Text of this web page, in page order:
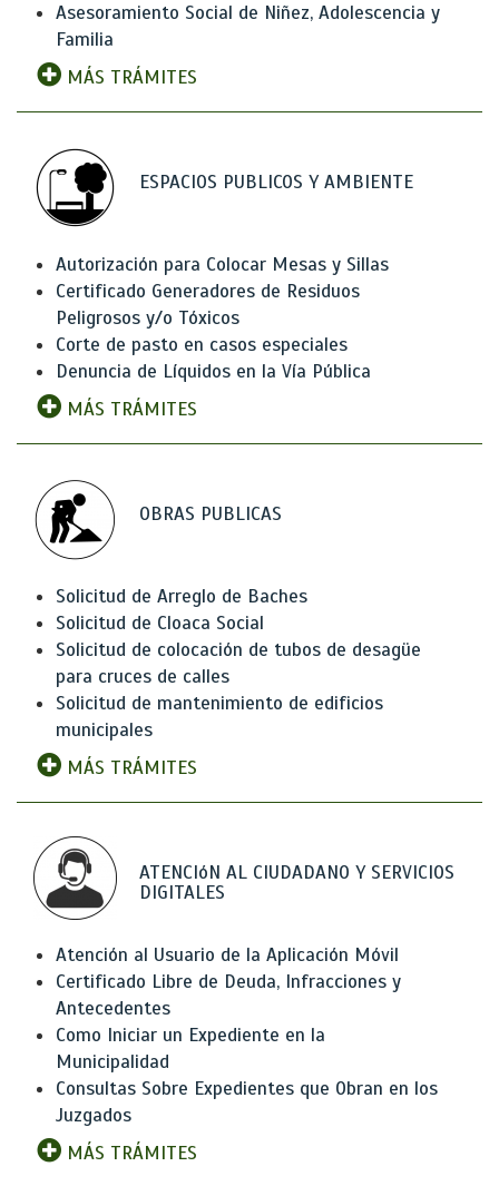
Asesoramiento Social de Niñez, Adolescencia y
Familia
MÁS TRÁMITES
ESPACIOS PUBLICOS Y AMBIENTE
Autorización para Colocar Mesas y Sillas
Certificado Generadores de Residuos
Peligrosos y/o Tóxicos
Corte de pasto en casos especiales
Denuncia de Líquidos en la Vía Pública
MÁS TRÁMITES
OBRAS PUBLICAS
Solicitud de Arreglo de Baches
Solicitud de Cloaca Social
Solicitud de colocación de tubos de desagüe
para cruces de calles
Solicitud de mantenimiento de edificios
municipales
MÁS TRÁMITES
ATENCIóN AL CIUDADANO Y SERVICIOS
DIGITALES
Atención al Usuario de la Aplicación Móvil
Certificado Libre de Deuda, Infracciones y
Antecedentes
Como Iniciar un Expediente en la
Municipalidad
Consultas Sobre Expedientes que Obran en los
Juzgados
MÁS TRÁMITES